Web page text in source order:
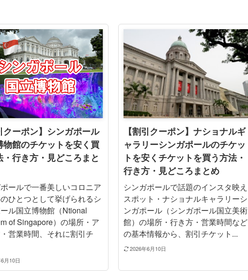
クーポン】シンガポール
物館のチケットを安く買
・行き方・見どころまと
ールで一番美しいコロニア
ひとつとして挙げられるシ
ル国立博物館（Ntional
of Singapore）の場所・ア
営業時間、それに割引チ
月10日
【割引クーポン】ナショナルギ
ャラリーシンガポールのチケッ
トを安くチケットを買う方法・
行き方・見どころまとめ
シンガポールで話題のインスタ映え
スポット・ナショナルキャラリーシ
ンガポール（シンガポール国立美術
館）の場所・行き方・営業時間など
の基本情報から、割引チケット...
2026年6月10日